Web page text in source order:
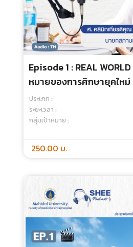
Episode 1 : A Guide To
Patient Training For
Assessment
ประเภท :
ระยะเวลา :
250.00 บ.